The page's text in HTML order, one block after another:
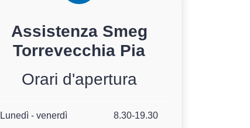
Assistenza Smeg
Torrevecchia Pia
Orari d'apertura
Lunedì - venerdì 8.30-19.30